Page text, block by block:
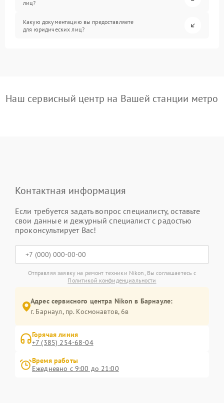
лиц?
Какую документацию вы предоставляете
для юридических лиц?
Наш сервисный центр на Вашей станции метро
Контактная информация
Если требуется задать вопрос специалисту, оставьте
свои данные и дежурный специалист с радостью
проконсультирует Вас!
Отправляя заявку на ремонт техники Nikon, Вы соглашаетесь с
Политикой конфиденциальности
Адрес сервисного центра Nikon в Барнауле:
г. Барнаул, ​пр. Космонавтов, 6в
Горячая линия
+7 (385) 254-68-04
Время работы
Ежедневно с 9:00 до 21:00